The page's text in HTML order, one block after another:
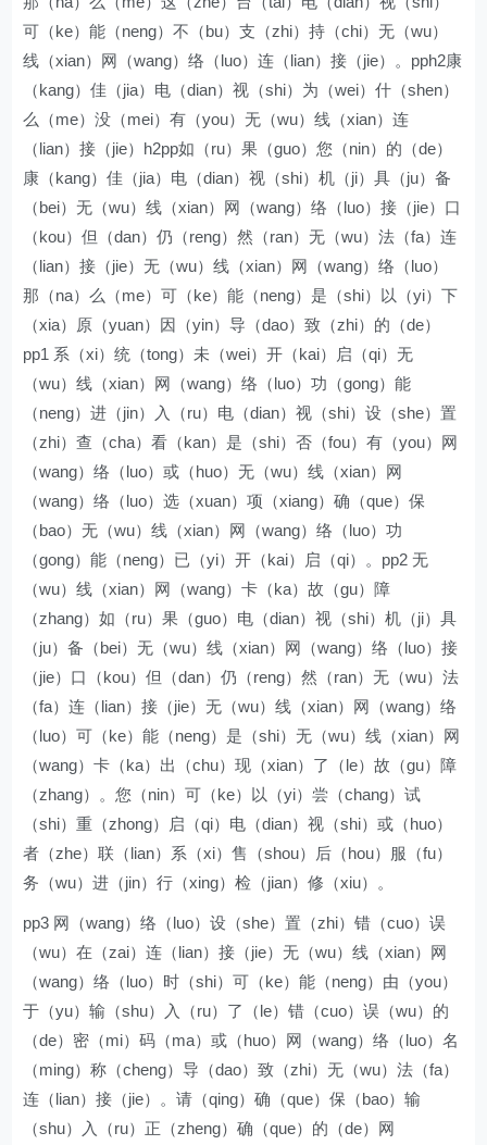
可（ke）能（neng）不（bu）支（zhi）持（chi）无（wu）
线（xian）网（wang）络（luo）连（lian）接（jie）。pph2康
（kang）佳（jia）电（dian）视（shi）为（wei）什（shen）
么（me）没（mei）有（you）无（wu）线（xian）连
（lian）接（jie）h2pp如（ru）果（guo）您（nin）的（de）
康（kang）佳（jia）电（dian）视（shi）机（ji）具（ju）备
（bei）无（wu）线（xian）网（wang）络（luo）接（jie）口
（kou）但（dan）仍（reng）然（ran）无（wu）法（fa）连
（lian）接（jie）无（wu）线（xian）网（wang）络（luo）
那（na）么（me）可（ke）能（neng）是（shi）以（yi）下
（xia）原（yuan）因（yin）导（dao）致（zhi）的（de）
pp1 系（xi）统（tong）未（wei）开（kai）启（qi）无
（wu）线（xian）网（wang）络（luo）功（gong）能
（neng）进（jin）入（ru）电（dian）视（shi）设（she）置
（zhi）查（cha）看（kan）是（shi）否（fou）有（you）网
（wang）络（luo）或（huo）无（wu）线（xian）网
（wang）络（luo）选（xuan）项（xiang）确（que）保
（bao）无（wu）线（xian）网（wang）络（luo）功
（gong）能（neng）已（yi）开（kai）启（qi）。pp2 无
（wu）线（xian）网（wang）卡（ka）故（gu）障
（zhang）如（ru）果（guo）电（dian）视（shi）机（ji）具
（ju）备（bei）无（wu）线（xian）网（wang）络（luo）接
（jie）口（kou）但（dan）仍（reng）然（ran）无（wu）法
（fa）连（lian）接（jie）无（wu）线（xian）网（wang）络
（luo）可（ke）能（neng）是（shi）无（wu）线（xian）网
（wang）卡（ka）出（chu）现（xian）了（le）故（gu）障
（zhang）。您（nin）可（ke）以（yi）尝（chang）试
（shi）重（zhong）启（qi）电（dian）视（shi）或（huo）
者（zhe）联（lian）系（xi）售（shou）后（hou）服（fu）
务（wu）进（jin）行（xing）检（jian）修（xiu）。
pp3 网（wang）络（luo）设（she）置（zhi）错（cuo）误
（wu）在（zai）连（lian）接（jie）无（wu）线（xian）网
（wang）络（luo）时（shi）可（ke）能（neng）由（you）
于（yu）输（shu）入（ru）了（le）错（cuo）误（wu）的
（de）密（mi）码（ma）或（huo）网（wang）络（luo）名
（ming）称（cheng）导（dao）致（zhi）无（wu）法（fa）
连（lian）接（jie）。请（qing）确（que）保（bao）输
（shu）入（ru）正（zheng）确（que）的（de）网